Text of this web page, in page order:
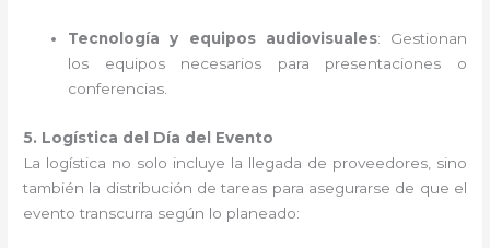
Tecnología y equipos audiovisuales: Gestionan
los equipos necesarios para presentaciones o
conferencias.
5. Logística del Día del Evento
La logística no solo incluye la llegada de proveedores, sino
también la distribución de tareas para asegurarse de que el
evento transcurra según lo planeado: